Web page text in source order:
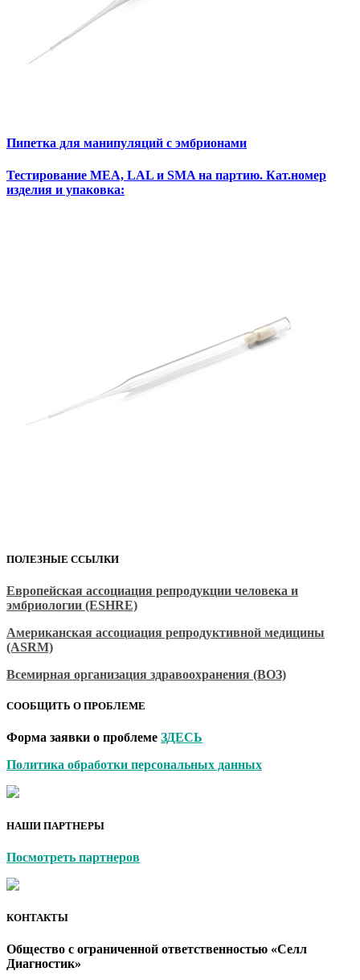
Пипетка для манипуляций с эмбрионами
Тестирование MEA, LAL и SMA на партию. Кат.номер
изделия и упаковка:
ПОЛЕЗНЫЕ ССЫЛКИ
Европейская ассоциация репродукции человека и
эмбриологии (ESHRE)
Американская ассоциация репродуктивной медицины
(ASRM)
Всемирная организация здравоохранения (ВОЗ)
СООБЩИТЬ О ПРОБЛЕМЕ
Форма заявки о проблеме ЗДЕСЬ
Политика обработки персональных данных
НАШИ ПАРТНЕРЫ
Посмотреть партнеров
КОНТАКТЫ
Общество с ограниченной ответственностью «Селл
Диагностик»